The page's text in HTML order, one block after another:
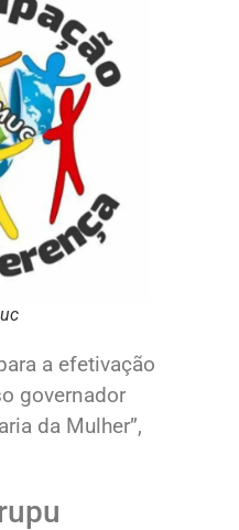
a efetivação
governador
da Mulher”,